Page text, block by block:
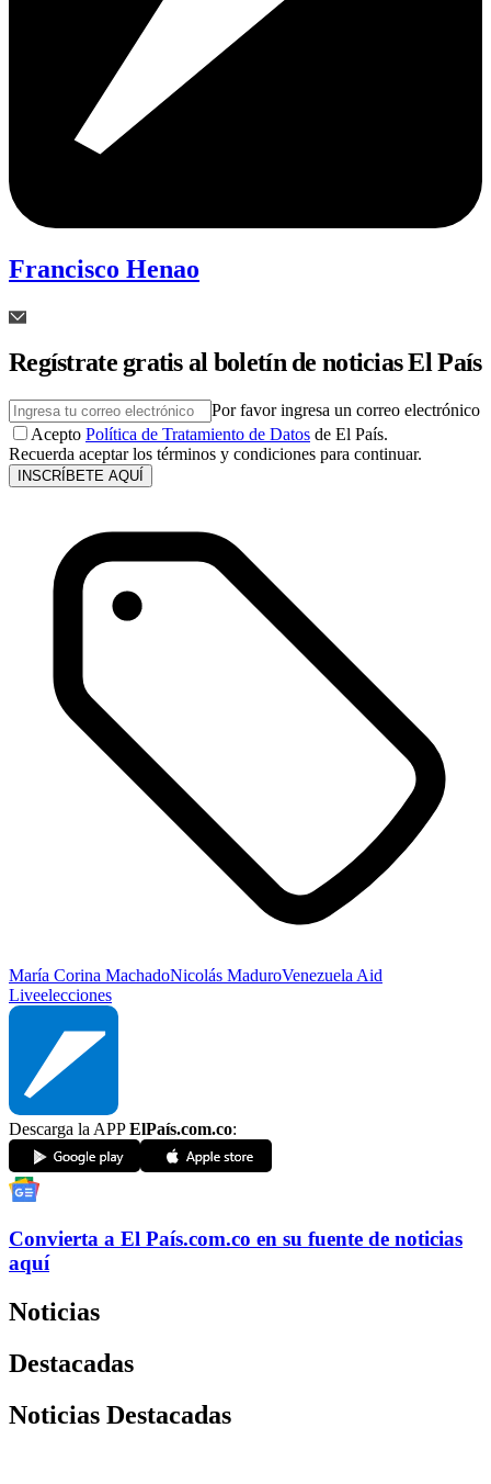
Francisco Henao
Regístrate gratis al boletín de noticias El País
Por favor ingresa un correo electrónico
Acepto Política de Tratamiento de Datos de El País.
Recuerda aceptar los términos y condiciones para continuar.
INSCRÍBETE AQUÍ
María Corina MachadoNicolás MaduroVenezuela Aid
Liveelecciones
Descarga la APPElPaís.com.co:
Convierta a El País.com.co en su fuente de noticias
aquí
Noticias
Destacadas
Noticias Destacadas